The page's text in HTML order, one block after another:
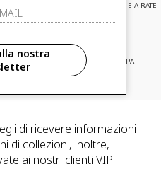
PAGAMENTI SICURI E A RATE
CONSEGNA IN TUTTA EUROPA
di ricevere informazioni
di collezioni, inoltre,
ai nostri clienti VIP
nostra